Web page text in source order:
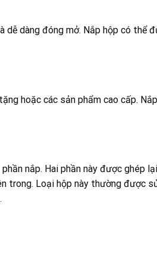
dễ dàng đóng mở. Nắp hộp có thể
hoặc các sản phẩm cao cấp. Nắp
nắp. Hai phần này được ghép
trong. Loại hộp này thường được